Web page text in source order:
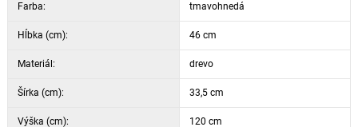
Farba: tmavohnedá
Hĺbka (cm): 46 cm
Materiál: drevo
Šírka (cm): 33,5 cm
Výška (cm): 120 cm